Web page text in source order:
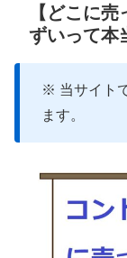
【どこに
ずいって本
※ 当サイト
ます。